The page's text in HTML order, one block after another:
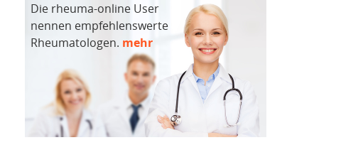
Die rheuma-online User
nennen empfehlenswerte
Rheumatologen. mehr